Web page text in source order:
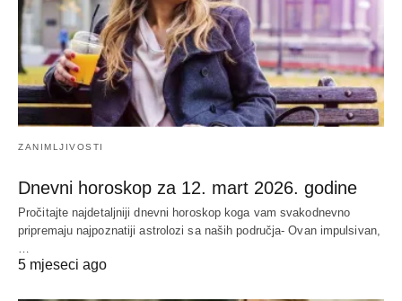
ZANIMLJIVOSTI
Dnevni horoskop za 12. mart 2026. godine
Pročitajte najdetaljniji dnevni horoskop koga vam svakodnevno
pripremaju najpoznatiji astrolozi sa naših područja- Ovan impulsivan,
…
5 mjeseci ago